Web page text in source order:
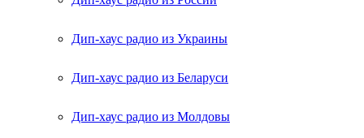
Дип-хаус радио из Украины
Дип-хаус радио из Беларуси
Дип-хаус радио из Молдовы